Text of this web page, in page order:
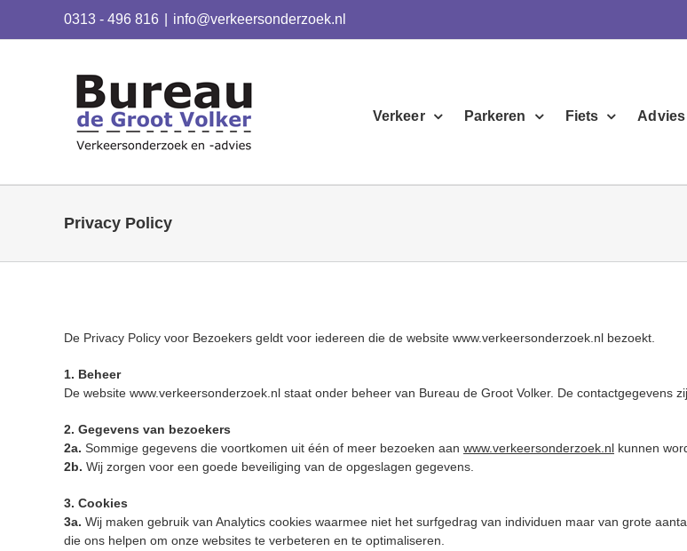
0313 - 496 816 info@verkeersonderzoek.nl
Verkeer Parkeren Fiets Advies
Privacy Policy
De Privacy Policy voor Bezoekers geldt voor iedereen die de website www.verkeersonderzoek.nl bezoekt.
1. Beheer
De website www.verkeersonderzoek.nl staat onder beheer van Bureau de Groot Volker. De contactgegevens
2. Gegevens van bezoekers
2a. Sommige gegevens die voortkomen uit één of meer bezoeken aan www.verkeersonderzoek.nl kunnen
2b. Wij zorgen voor een goede beveiliging van de opgeslagen gegevens.
3. Cookies
3a. Wij maken gebruik van Analytics cookies waarmee niet het surfgedrag van individuen maar van grote
die ons helpen om onze websites te verbeteren en te optimaliseren.